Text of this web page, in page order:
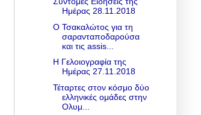
Ημέρας 28.11.2018
Ο Τσακαλώτος για τη
σαρανταποδαρούσα
και τις assis...
Η Γελοιογραφία της
Ημέρας 27.11.2018
Τέταρτες στον κόσμο δύο
ελληνικές ομάδες στην
Ολυμ...